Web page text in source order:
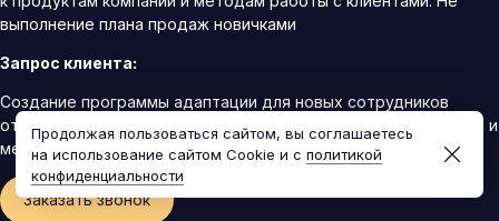
выполнение плана продаж новичками
Запрос клиента:
Создание программы адаптации для новых сотрудников
отдела продаж, включая знакомство с продуктами компании и
методами продаж
Заказать звонок
Продолжая пользоваться сайтом, вы соглашаетесь
на использование сайтом Cookie и с политикой
конфиденциальности